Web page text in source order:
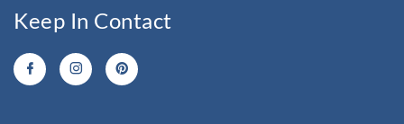
Keep In Contact